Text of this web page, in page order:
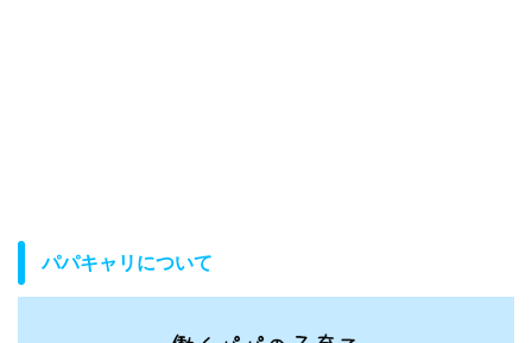
パパキャリについて